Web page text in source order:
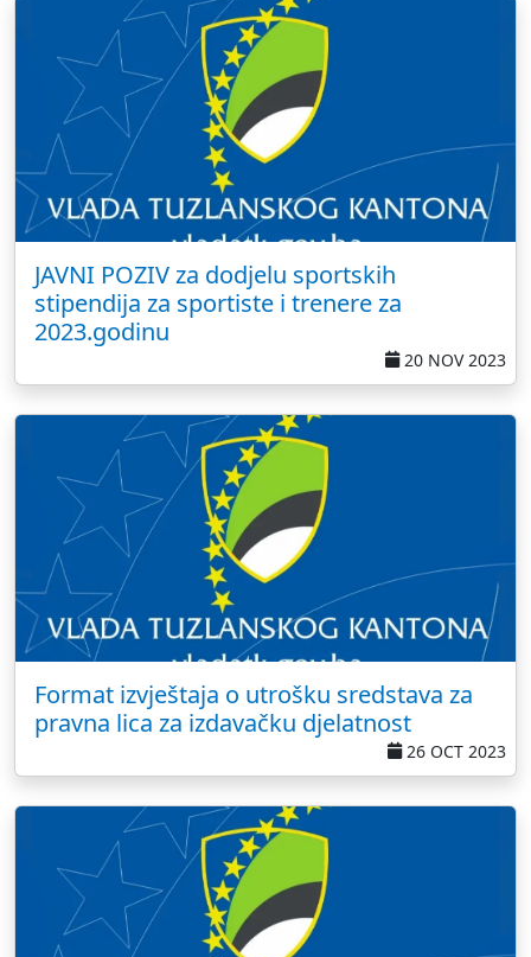
JAVNI POZIV za dodjelu sportskih
stipendija za sportiste i trenere za
2023.godinu
20 NOV 2023
Format izvještaja o utrošku sredstava za
pravna lica za izdavačku djelatnost
26 OCT 2023